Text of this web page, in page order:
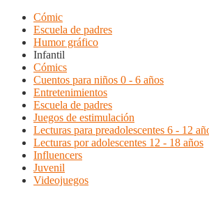
Cómic
Escuela de padres
Humor gráfico
Infantil
Cómics
Cuentos para niños 0 - 6 años
Entretenimientos
Escuela de padres
Juegos de estimulación
Lecturas para preadolescentes 6 - 12
Lecturas por adolescentes 12 - 18 años
Influencers
Juvenil
Videojuegos